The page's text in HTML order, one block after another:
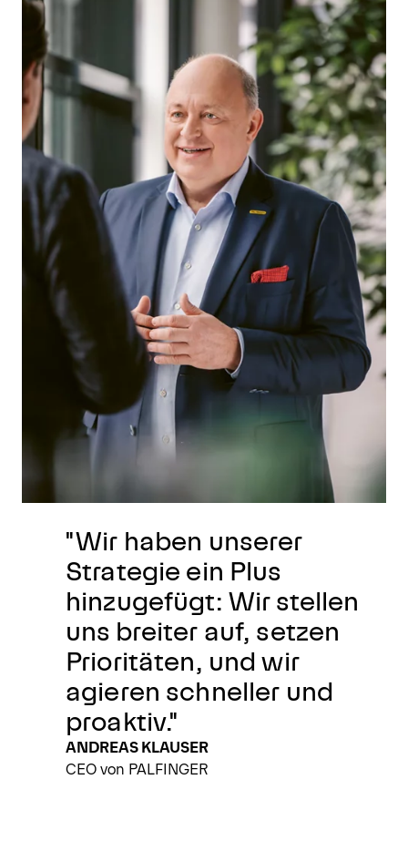
"Wir haben unserer
Strategie ein Plus
hinzugefügt: Wir stellen
uns breiter auf, setzen
Prioritäten, und wir
agieren schneller und
proaktiv."
ANDREAS KLAUSER
CEO von PALFINGER